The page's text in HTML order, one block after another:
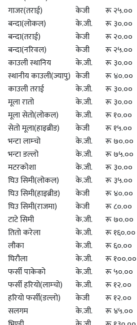
गाजर(तराई)
केजी रू २५.००
बन्दा(लोकल)
के.जी. रू ३०.००
बन्दा(तराई)
केजी रू २०.००
बन्दा(नरिवल)
केजी रू २५.००
काउली स्थानिय
के.जी. रू ३०.००
स्थानीय काउली(ज्यापु) केजी रू ४०.००
काउली तराई
के.जी. रू ३०.००
मूला रातो
के.जी. रू ३०.००
मूला सेतो(लोकल)
के.जी. रू १०.००
सेतो मूला(हाइब्रीड)
केजी रू १५.००
भन्टा लाम्चो
के.जी. रू ७०.००
भन्टा डल्लो
के.जी. रू ७५.००
मटरकोशा
के.जी. रू ३०.००
घिउ सिमी(लोकल)
के.जी. रू ३५.००
घिउ सिमी(हाइब्रीड)
केजी रू ४०.००
घिउ सिमी(राजमा)
केजी रू ८०.००
टाटे सिमी
के.जी. रू ७०.००
तितो करेला
के.जी. रू १६०.००
लौका
के.जी. रू ६०.००
घिरौला
के.जी. रू १००.००
फर्सी पाकेको
के.जी. रू ५०.००
फर्सी हरियो(लाम्चो)
के.जी. रू १२.००
हरियो फर्सी(डल्लो)
केजी रू १२.००
सलगम
के.जी. रू ४५.००